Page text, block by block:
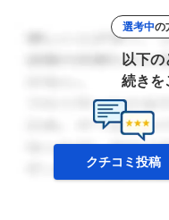
選考中の
以下
続きを
クチコミ投稿